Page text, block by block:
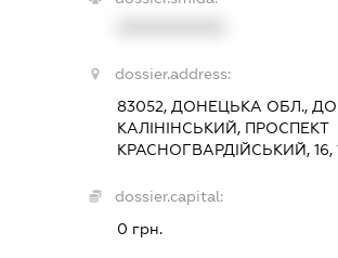
dossier.address:
83052, ДОНЕЦЬКА ОБЛ.,
КАЛІНІНСЬКИЙ, ПРОСПЕКТ
КРАСНОГВАРДІЙСЬКИЙ, 16,
dossier.capital:
0 грн.